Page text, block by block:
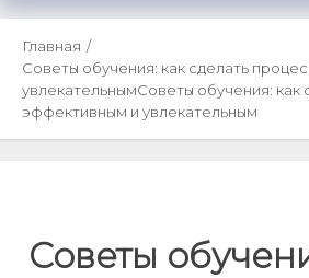
Главная
Советы обучения: как сделать
увлекательнымСоветы обучения: как
эффективным и увлекательным
Советы